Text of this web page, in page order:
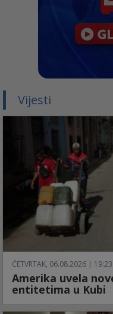
Vijesti
ČETVRTAK, 06.08.2026 | 19:23
Amerika uvela
entitetima u Kubi